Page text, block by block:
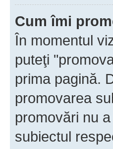
Cum îmi
În momentul
puteţi
prima pagină.
promovarea
promovări nu
subiectul